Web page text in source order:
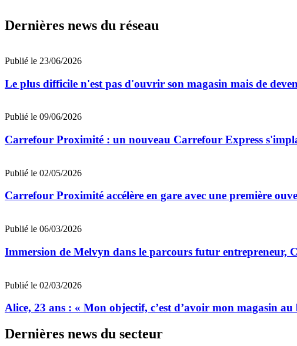
Dernières news du réseau
Publié le 23/06/2026
Le plus difficile n'est pas d'ouvrir son magasin mais de
Publié le 09/06/2026
Carrefour Proximité : un nouveau Carrefour Express
Publié le 02/05/2026
Carrefour Proximité accélère en gare avec une première
Publié le 06/03/2026
Immersion de Melvyn dans le parcours futur entrepreneur,
Publié le 02/03/2026
Alice, 23 ans : « Mon objectif, c’est d’avoir mon magasin au
Dernières news du secteur